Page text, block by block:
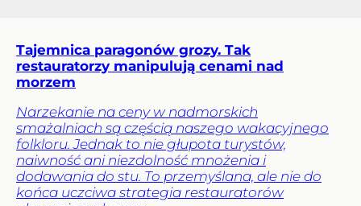
Tajemnica paragonów grozy. Tak
restauratorzy manipulują cenami nad
morzem
Narzekanie na ceny w nadmorskich
smażalniach są częścią naszego wakacyjnego
folkloru. Jednak to nie głupota turystów,
naiwność ani niezdolność mnożenia i
dodawania do stu. To przemyślana, ale nie do
końca uczciwa strategia restauratorów